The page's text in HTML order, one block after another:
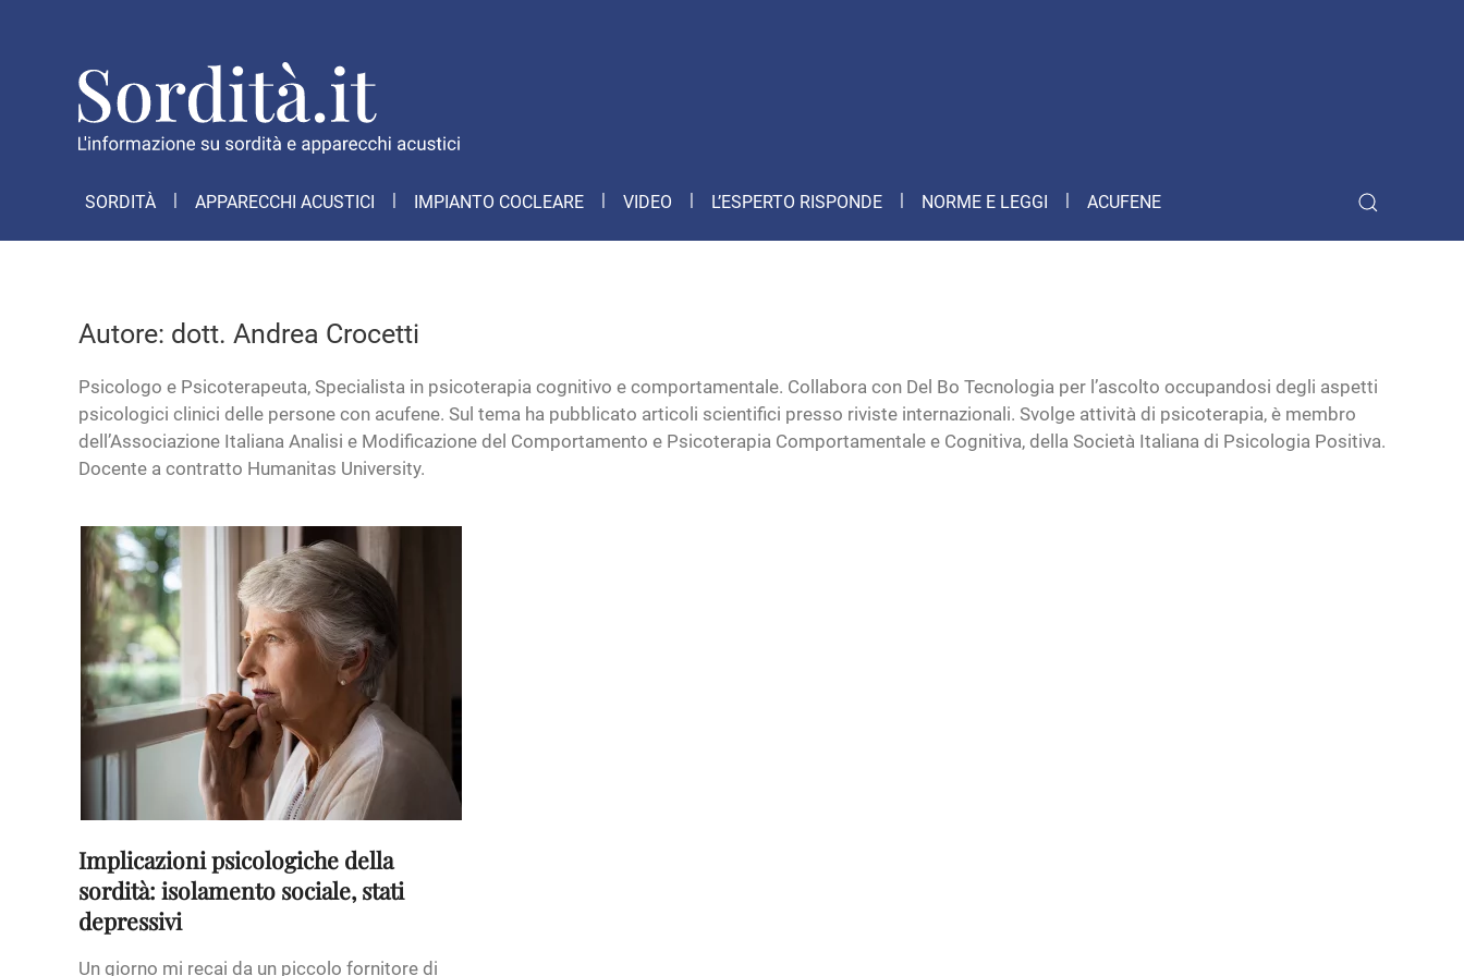
SORDITÀ APPARECCHI ACUSTICI IMPIANTO COCLEARE VIDEO L’ESPERTO RISPONDE NORME E LEGGI ACUFENE
Autore: dott. Andrea Crocetti
Psicologo e Psicoterapeuta, Specialista in psicoterapia cognitivo e comportamentale. Collabora con Del Bo Tecnologia per l’ascolto occupandosi degli aspetti
psicologici clinici delle persone con acufene. Sul tema ha pubblicato articoli scientifici presso riviste internazionali. Svolge attività di psicoterapia, è membro
dell’Associazione Italiana Analisi e Modificazione del Comportamento e Psicoterapia Comportamentale e Cognitiva, della Società Italiana di Psicologia Positiva.
Docente a contratto Humanitas University.
Implicazioni psicologiche della
sordità: isolamento sociale, stati
depressivi
Un giorno mi recai da un piccolo fornitore di